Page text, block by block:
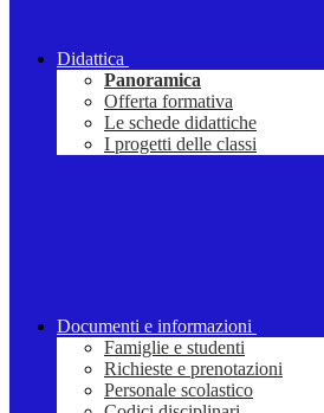
Didattica
Panoramica
Offerta formativa
Le schede didattiche
I progetti delle classi
Documenti e informazioni
Famiglie e studenti
Richieste e prenotazioni
Personale scolastico